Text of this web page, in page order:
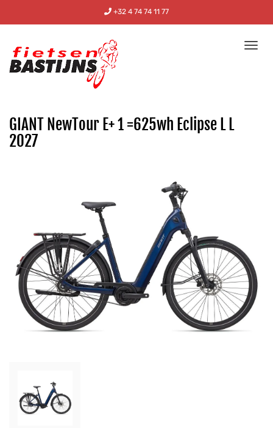
+32 4 74 74 11 77
GIANT NewTour E+ 1 =625wh Eclipse L L
2027